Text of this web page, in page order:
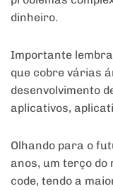
dinheiro.
Importante
que cobre várias
desenvolvimento
aplicativos,
Olhando para o
anos, um terço do
code, tendo a